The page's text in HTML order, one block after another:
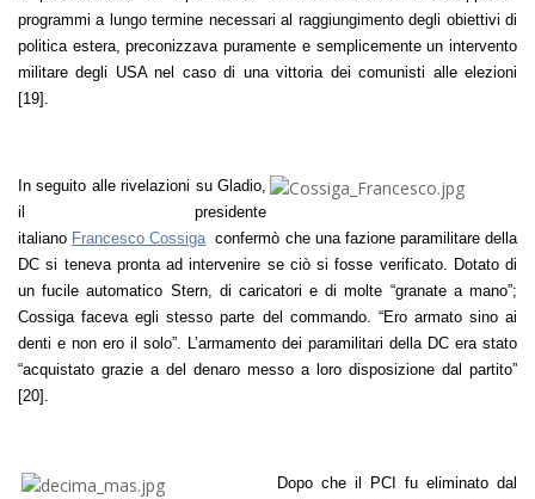
programmi a lungo termine necessari al raggiungimento degli obiettivi di
politica estera, preconizzava puramente e semplicemente un intervento
militare degli USA nel caso di una vittoria dei comunisti alle elezioni
[19].
In seguito alle rivelazioni su Gladio,
il presidente
italiano Francesco Cossigaconfermò che una fazione paramilitare della
DC si teneva pronta ad intervenire se ciò si fosse verificato. Dotato di
un fucile automatico Stern, di caricatori e di molte “granate a mano”;
Cossiga faceva egli stesso parte del commando. “Ero armato sino ai
denti e non ero il solo”. L’armamento dei paramilitari della DC era stato
“acquistato grazie a del denaro messo a loro disposizione dal partito”
[20].
Dopo che il PCI fu eliminato dal